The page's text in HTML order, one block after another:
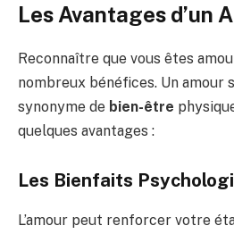
Les Avantages d’un
Reconnaître que vous êtes
nombreux bénéfices. Un amour
synonyme de bien-être
quelques avantages :
Les Bienfaits
L’amour peut renforcer votre